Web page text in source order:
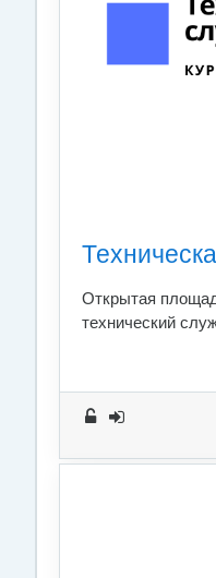
Открытая
технический